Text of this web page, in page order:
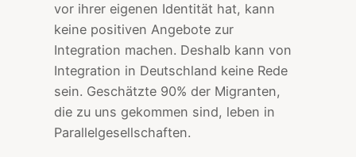
vor ihrer eigenen Identität hat, kann
keine positiven Angebote zur
Integration machen. Deshalb kann von
Integration in Deutschland keine Rede
sein. Geschätzte 90% der Migranten,
die zu uns gekommen sind, leben in
Parallelgesellschaften.